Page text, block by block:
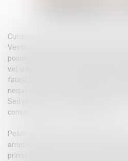
Curabitur arcu erat, accumsan id
Vestibulum ante ipsum primis in
posuere cubilia Curae; Donec velit
vel, ullamcorper sit amet ligula.
faucibus orci luctus et ultrices
neque, auctor sit amet aliquam vel,
Sed porttitor lectus nibh. Vivamus
consectetur sed, convallis at tellus.
Pellentesque in ipsum id orci porta
amet nisl tempus convallis quis ac
primis in faucibus orci luctus et